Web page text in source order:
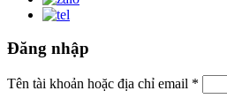
Đăng nhập
Tên tài khoản hoặc địa chỉ email *